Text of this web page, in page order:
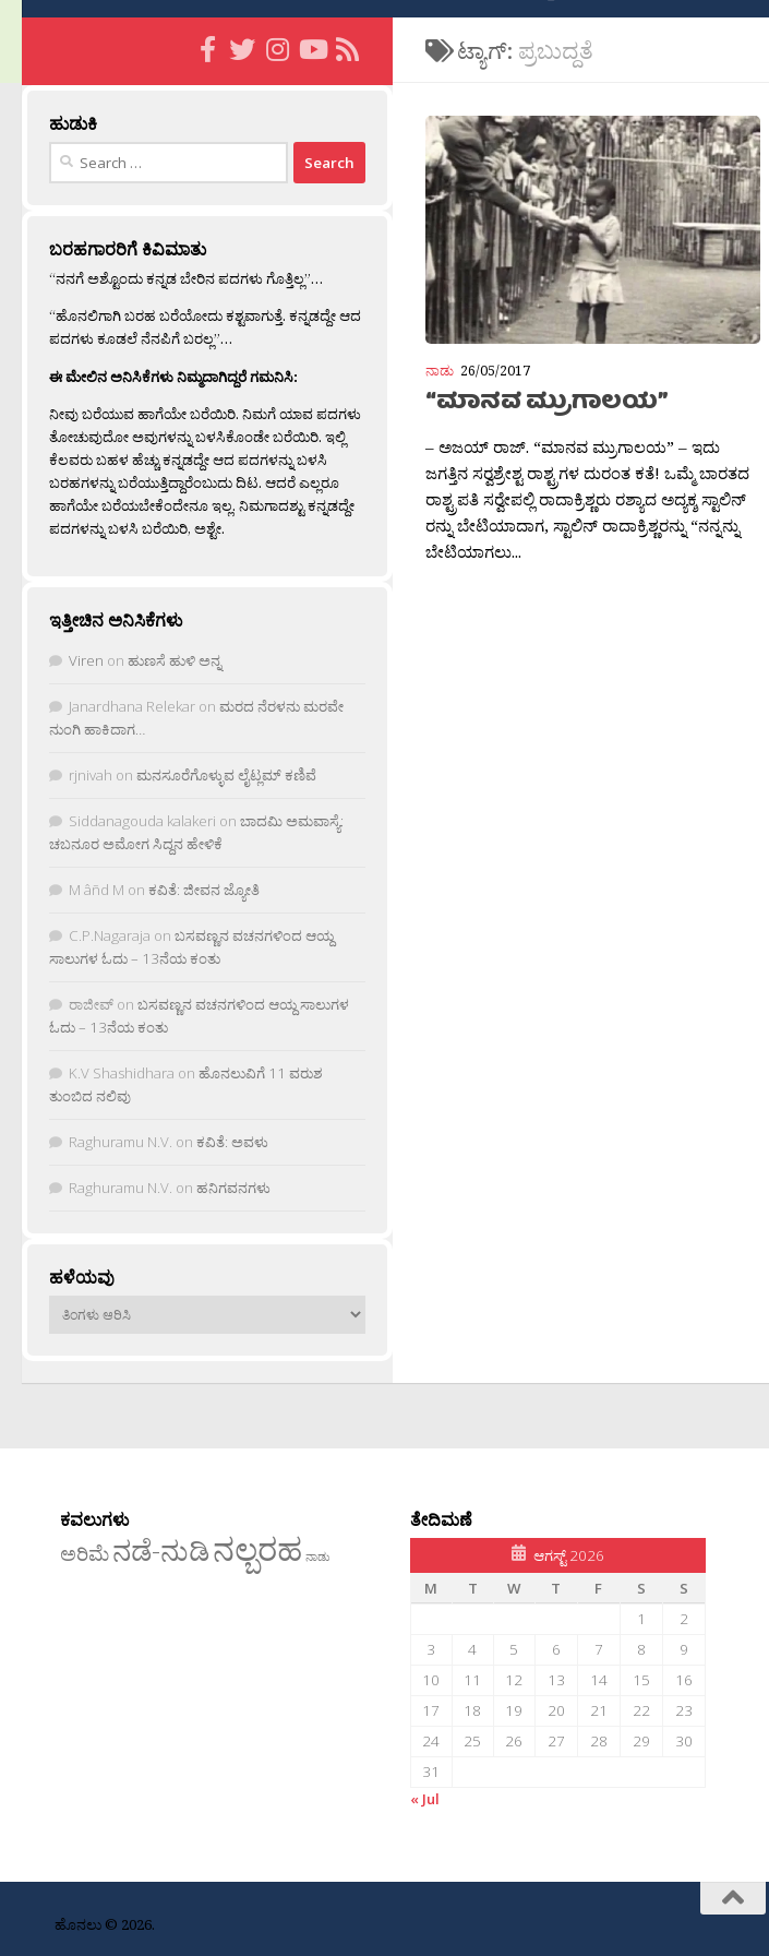
ಟ್ಯಾಗ್: ಪ್ರಬುದ್ದತೆ
ನಾಡು 26/05/2017
“ಮಾನವ ಮ್ರುಗಾಲಯ”
– ಅಜಯ್ ರಾಜ್. “ಮಾನವ ಮ್ರುಗಾಲಯ” – ಇದು
ಜಗತ್ತಿನ ಸರ‍್ವಶ್ರೇಶ್ಟ ರಾಶ್ಟ್ರಗಳ ದುರಂತ ಕತೆ! ಒಮ್ಮೆ ಬಾರತದ
ರಾಶ್ಟ್ರಪತಿ ಸರ‍್ವೇಪಲ್ಲಿ ರಾದಾಕ್ರಿಶ್ಣರು ರಶ್ಯಾದ ಅದ್ಯಕ್ಶ ಸ್ಟಾಲಿನ್
ರನ್ನು ಬೇಟಿಯಾದಾಗ, ಸ್ಟಾಲಿನ್ ರಾದಾಕ್ರಿಶ್ಣರನ್ನು “ನನ್ನನ್ನು
ಬೇಟಿಯಾಗಲು...
ಹುಡುಕಿ
Search
ಬರಹಗಾರರಿಗೆ ಕಿವಿಮಾತು
“ನನಗೆ ಅಶ್ಟೊಂದು ಕನ್ನಡ ಬೇರಿನ ಪದಗಳು ಗೊತ್ತಿಲ್ಲ”…
“ಹೊನಲಿಗಾಗಿ ಬರಹ ಬರೆಯೋದು ಕಶ್ಟವಾಗುತ್ತೆ. ಕನ್ನಡದ್ದೇ ಆದ
ಪದಗಳು ಕೂಡಲೆ ನೆನಪಿಗೆ ಬರಲ್ಲ”…
ಈ ಮೇಲಿನ ಅನಿಸಿಕೆಗಳು ನಿಮ್ಮದಾಗಿದ್ದರೆ ಗಮನಿಸಿ:
ನೀವು ಬರೆಯುವ ಹಾಗೆಯೇ ಬರೆಯಿರಿ. ನಿಮಗೆ ಯಾವ ಪದಗಳು
ತೋಚುವುದೋ ಅವುಗಳನ್ನು ಬಳಸಿಕೊಂಡೇ ಬರೆಯಿರಿ. ಇಲ್ಲಿ
ಕೆಲವರು ಬಹಳ ಹೆಚ್ಚು ಕನ್ನಡದ್ದೇ ಆದ ಪದಗಳನ್ನು ಬಳಸಿ
ಬರಹಗಳನ್ನು ಬರೆಯುತ್ತಿದ್ದಾರೆಂಬುದು ದಿಟ. ಆದರೆ ಎಲ್ಲರೂ
ಹಾಗೆಯೇ ಬರೆಯಬೇಕೆಂದೇನೂ ಇಲ್ಲ. ನಿಮಗಾದಶ್ಟು ಕನ್ನಡದ್ದೇ
ಪದಗಳನ್ನು ಬಳಸಿ ಬರೆಯಿರಿ, ಅಶ್ಟೇ.
ಇತ್ತೀಚಿನ ಅನಿಸಿಕೆಗಳು
Viren on ಹುಣಸೆ ಹುಳಿ ಅನ್ನ
Janardhana Relekar on ಮರದ ನೆರಳನು ಮರವೇ
ನುಂಗಿ ಹಾಕಿದಾಗ…
rjnivah on ಮನಸೂರೆಗೊಳ್ಳುವ ಲೈಟ್ಲಮ್ ಕಣಿವೆ
Siddanagouda kalakeri on ಬಾದಮಿ ಅಮವಾಸ್ಯೆ:
ಚಬನೂರ ಅಮೋಗ ಸಿದ್ದನ ಹೇಳಿಕೆ
M âñd M on ಕವಿತೆ: ಜೀವನ ಜ್ಯೋತಿ
C.P.Nagaraja on ಬಸವಣ್ಣನ ವಚನಗಳಿಂದ ಆಯ್ದ
ಸಾಲುಗಳ ಓದು – 13ನೆಯ ಕಂತು
ರಾಜೀವ್ on ಬಸವಣ್ಣನ ವಚನಗಳಿಂದ ಆಯ್ದ ಸಾಲುಗಳ
ಓದು – 13ನೆಯ ಕಂತು
K.V Shashidhara on ಹೊನಲುವಿಗೆ 11 ವರುಶ
ತುಂಬಿದ ನಲಿವು
Raghuramu N.V. on ಕವಿತೆ: ಅವಳು
Raghuramu N.V. on ಹನಿಗವನಗಳು
ಹಳೆಯವು
ಹಳೆಯವು
ಕವಲುಗಳು
ಅರಿಮೆನಡೆ-ನುಡಿನಲ್ಬರಹ ನಾಡು
ತೇದಿಮಣೆ
ಆಗಸ್ಟ್ 2026
M
T W T F S
S
1
2
3
4 5 6 7 8
9
10
11 12 13 14 15
16
17
18 19 20 21 22
23
24
25 26 27 28 29
30
31
« Jul
ಹೊನಲು © 2026.